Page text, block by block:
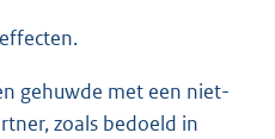
gehuwde met een niet-
zoals bedoeld in